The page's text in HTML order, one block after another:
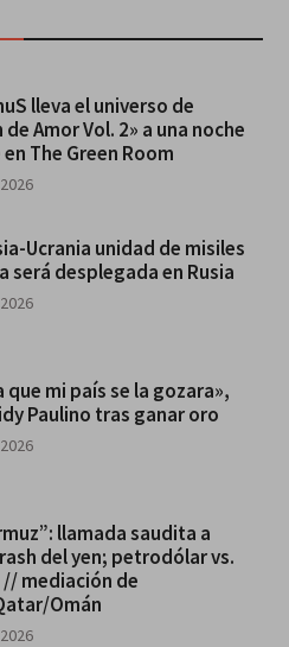
lleva el universo de
Amor Vol. 2» a una noche
The Green Room
Ucrania unidad de misiles
será desplegada en Rusia
que mi país se la gozara»,
Paulino tras ganar oro
llamada saudita a
del yen; petrodólar vs.
mediación de
Omán